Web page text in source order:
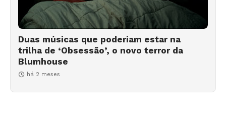
Duas músicas que poderiam estar na
trilha de ‘Obsessão’, o novo terror da
Blumhouse
há 2 meses